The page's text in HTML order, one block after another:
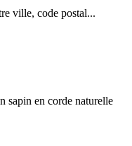
ville, code postal...
sapin en corde naturelle